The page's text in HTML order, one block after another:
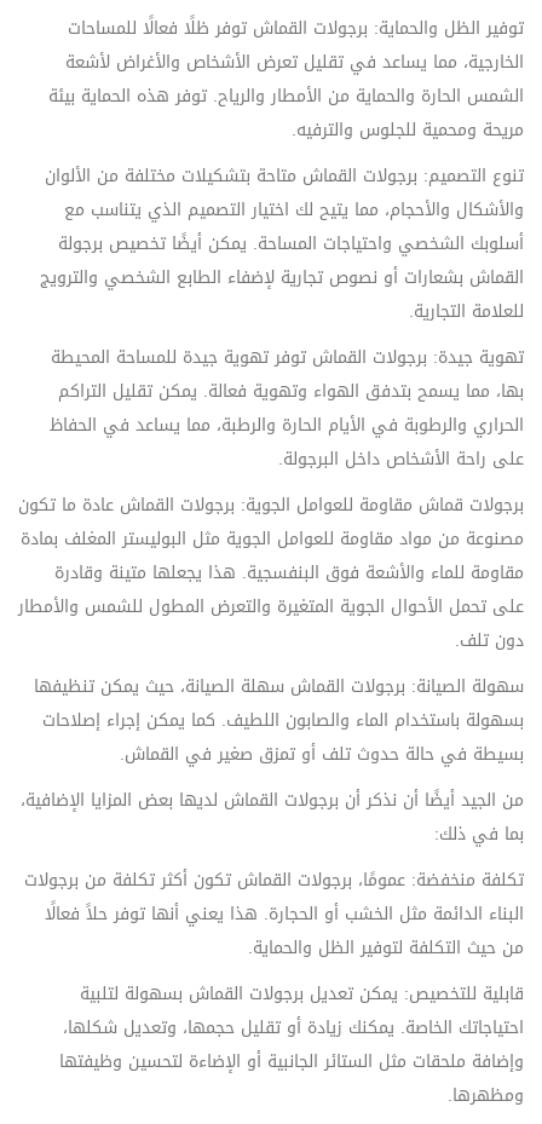
توفير الظل والحماية: برجولات القماش توفر ظلًا فعالًا للمساحات
الخارجية، مما يساعد في تقليل تعرض الأشخاص والأغراض لأشعة
الشمس الحارة والحماية من الأمطار والرياح. توفر هذه الحماية بيئة
مريحة ومحمية للجلوس والترفيه.
تنوع التصميم: برجولات القماش متاحة بتشكيلات مختلفة من الألوان
والأشكال والأحجام، مما يتيح لك اختيار التصميم الذي يتناسب مع
أسلوبك الشخصي واحتياجات المساحة. يمكن أيضًا تخصيص برجولة
القماش بشعارات أو نصوص تجارية لإضفاء الطابع الشخصي والترويج
للعلامة التجارية.
تهوية جيدة: برجولات القماش توفر تهوية جيدة للمساحة المحيطة
بها، مما يسمح بتدفق الهواء وتهوية فعالة. يمكن تقليل التراكم
الحراري والرطوبة في الأيام الحارة والرطبة، مما يساعد في الحفاظ
على راحة الأشخاص داخل البرجولة.
برجولات قماش مقاومة للعوامل الجوية: برجولات القماش عادة ما تكون
مصنوعة من مواد مقاومة للعوامل الجوية مثل البوليستر المغلف بمادة
مقاومة للماء والأشعة فوق البنفسجية. هذا يجعلها متينة وقادرة
على تحمل الأحوال الجوية المتغيرة والتعرض المطول للشمس والأمطار
دون تلف.
سهولة الصيانة: برجولات القماش سهلة الصيانة، حيث يمكن تنظيفها
بسهولة باستخدام الماء والصابون اللطيف. كما يمكن إجراء إصلاحات
بسيطة في حالة حدوث تلف أو تمزق صغير في القماش.
من الجيد أيضًا أن نذكر أن برجولات القماش لديها بعض المزايا الإضافية،
بما في ذلك:
تكلفة منخفضة: عمومًا، برجولات القماش تكون أكثر تكلفة من برجولات
البناء الدائمة مثل الخشب أو الحجارة. هذا يعني أنها توفر حلاً فعالًا
من حيث التكلفة لتوفير الظل والحماية.
قابلية للتخصيص: يمكن تعديل برجولات القماش بسهولة لتلبية
احتياجاتك الخاصة. يمكنك زيادة أو تقليل حجمها، وتعديل شكلها،
وإضافة ملحقات مثل الستائر الجانبية أو الإضاءة لتحسين وظيفتها
ومظهرها.